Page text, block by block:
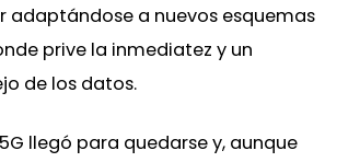
adaptándose a nuevos esquemas
prive la inmediatez y un
de los datos.
llegó para quedarse y, aunque